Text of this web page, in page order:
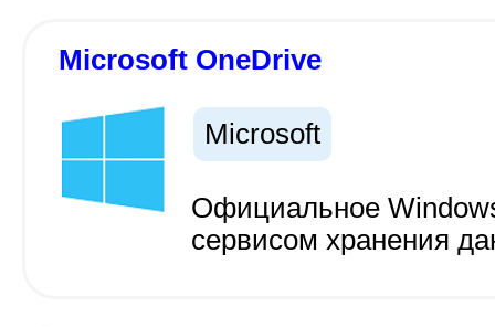
Microsoft OneDrive
Microsoft
Официальное
сервисом хранения